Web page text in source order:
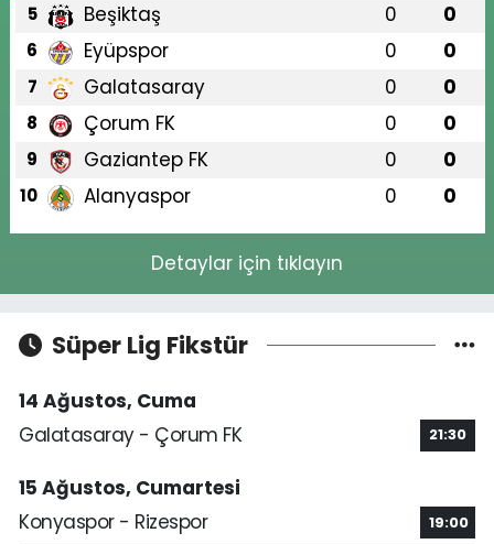
5 Beşiktaş 0 0
6 Eyüpspor 0 0
7 Galatasaray 0 0
8 Çorum FK 0 0
9 Gaziantep FK 0 0
10 Alanyaspor 0 0
Detaylar için tıklayın
Süper Lig Fikstür
14 Ağustos, Cuma
Galatasaray - Çorum FK
21:30
15 Ağustos, Cumartesi
Konyaspor - Rizespor
19:00